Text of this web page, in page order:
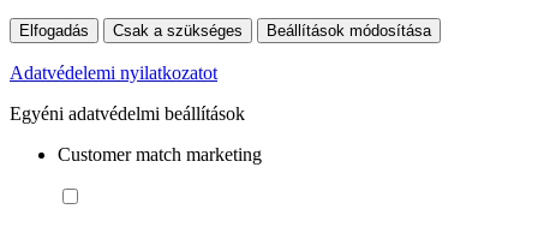
Elfogadás Csak a szükséges Beállítások módosítása
Adatvédelemi nyilatkozatot
Egyéni adatvédelmi beállítások
Customer match marketing